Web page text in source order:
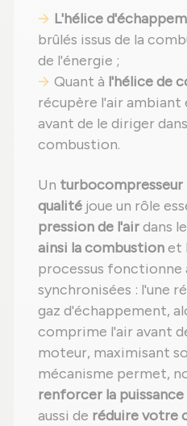
L'hélice
brûlés issus de la
de l'énergie ;
Quant à l'hélice de
récupère l'air
avant de le diriger
combustion.
Un turbocompresseur
qualité joue un rôle
pression de l'airdans
ainsi la combustionet
processus fonctionne
synchronisées : l'une
gaz d'échappement,
comprime l'air avant
moteur, maximisant
mécanisme permet,
renforcer la
aussi de réduire votre